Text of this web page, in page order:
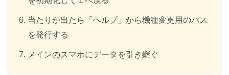
当たりが出たら「ヘルプ」から機種変更用のパス
を発行する
メインのスマホにデータを引き継ぐ